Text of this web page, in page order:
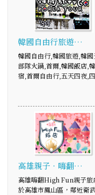
韓國自由行旅遊…
韓國自由行,韓國旅遊,韓國
部隊火鍋,首爾,韓國飯店,
宿,首爾自由行,五天四夜,
高雄親子．嗨翻…
高雄嗨翻High Fun親子旅
於高雄市鳳山區，鄰近衛